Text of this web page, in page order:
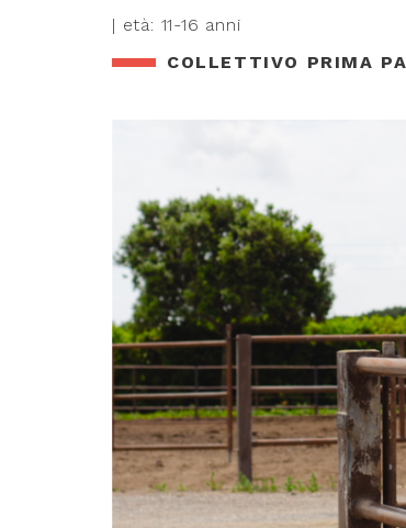
| età: 11-16 anni
COLLETTIVO PRIMA